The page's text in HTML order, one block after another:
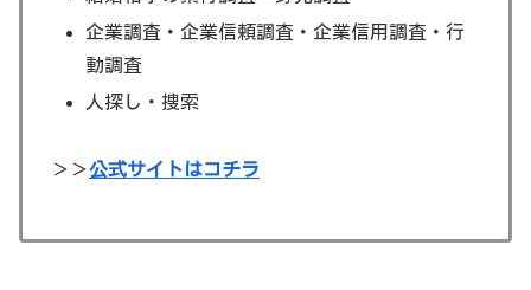
企業調査・企業信頼調査・企業信用調査・行
動調査
人探し・捜索
＞＞公式サイトはコチラ